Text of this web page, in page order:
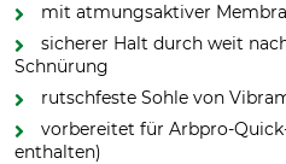
mit atmungsaktiver
sicherer Halt durch weit
Schnürung
rutschfeste Sohle von
vorbereitet für Arbpro-
enthalten)